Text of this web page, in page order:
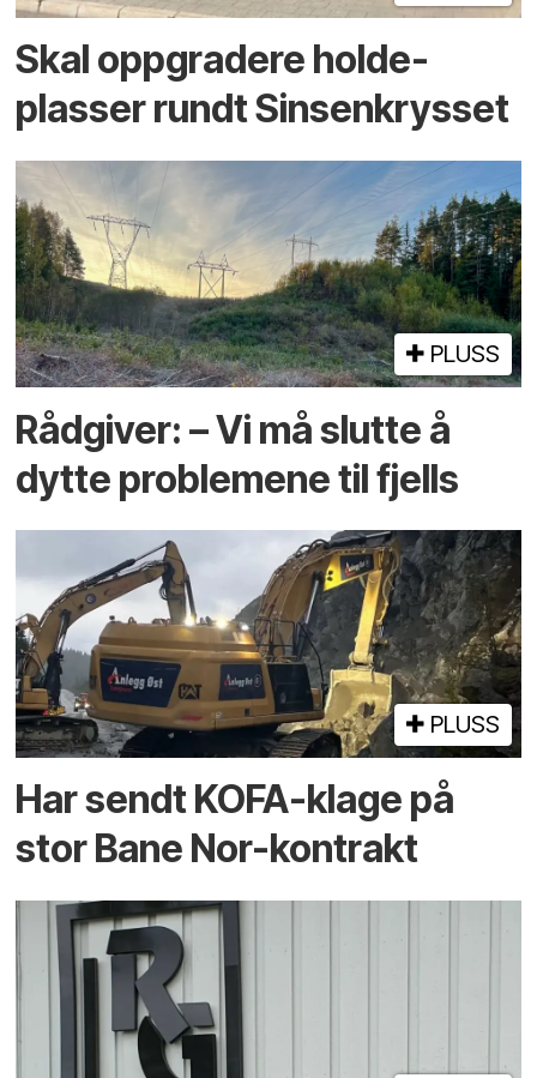
Skal oppgradere holde­
plasser rundt Sinsenkrysset
PLUSS
Rådgiver: – Vi må slutte å
dytte problemene til fjells
PLUSS
Har sendt KOFA-klage på
stor Bane Nor-kontrakt